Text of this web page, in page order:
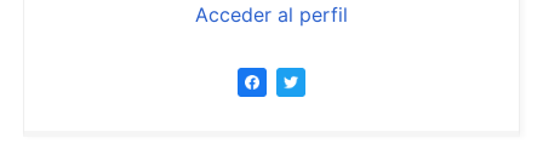
Acceder al perfil